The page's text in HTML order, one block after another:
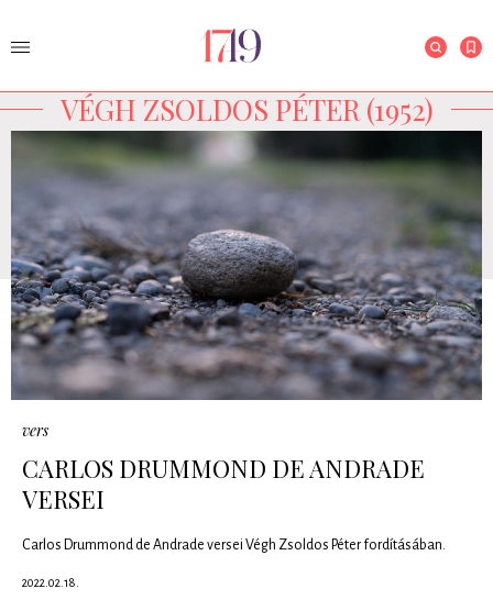
VÉGH ZSOLDOS PÉTER (1952)
vers
CARLOS DRUMMOND DE ANDRADE
VERSEI
Carlos Drummond de Andrade versei Végh Zsoldos Péter fordításában.
2022.02.18.